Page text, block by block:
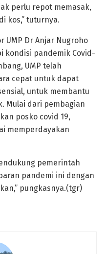
perlu repot memasak,
kos,” tuturnya.
UMP Dr Anjar Nugroho
kondisi pandemik Covid-
UMP telah
cepat untuk dapat
untuk membantu
Mulai dari pembagian
posko covid 19,
memperdayakan
pemerintah
pandemi ini dengan
pungkasnya.(tgr)